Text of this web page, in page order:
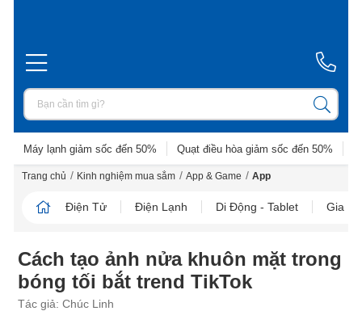
Máy lạnh giảm sốc đến 50% Quạt điều hòa giảm sốc đến 50%
Trang chủ / Kinh nghiệm mua sắm / App & Game / App
Điện Tử Điện Lạnh Di Động - Tablet Gia
Cách tạo ảnh nửa khuôn mặt trong
bóng tối bắt trend TikTok
Tác giả: Chúc Linh